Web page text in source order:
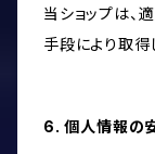
当ショップは、
手段により取得
6. 個人情報の